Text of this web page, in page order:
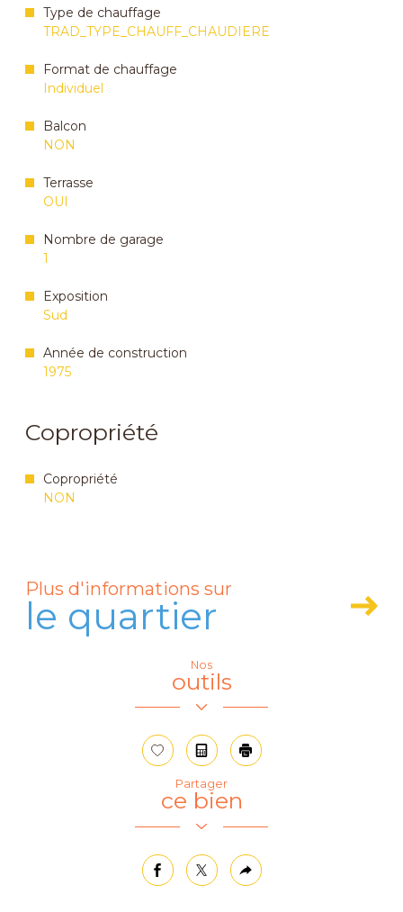
Type de chauffage
TRAD_TYPE_CHAUFF_CHAUDIERE
Format de chauffage
Individuel
Balcon
NON
Terrasse
OUI
Nombre de garage
1
Exposition
Sud
Année de construction
1975
Copropriété
Copropriété
NON
Plus d'informations sur
le quartier
Leaflet
Nos
outils
Sélectionner
CalculatriceImprimer
Partager
ce bien
facebooktwitterPlus
de